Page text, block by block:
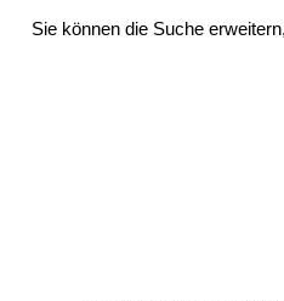
Sie können die Suche